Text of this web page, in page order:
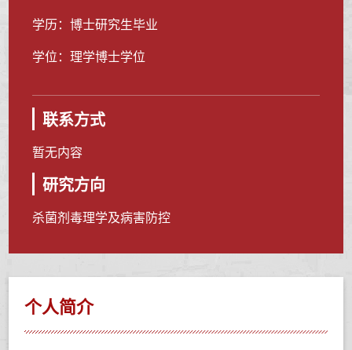
学历：博士研究生毕业
学位：理学博士学位
联系方式
暂无内容
研究方向
杀菌剂毒理学及病害防控
个人简介